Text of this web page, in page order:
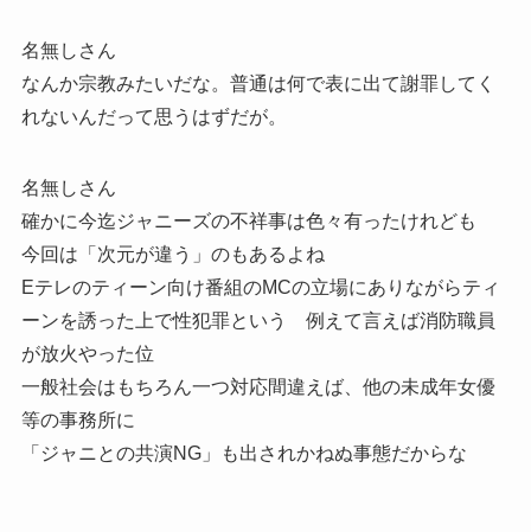
名無しさん
なんか宗教みたいだな。普通は何で表に出て謝罪してく
れないんだって思うはずだが。
名無しさん
確かに今迄ジャニーズの不祥事は色々有ったけれども
今回は「次元が違う」のもあるよね
Eテレのティーン向け番組のMCの立場にありながらティ
ーンを誘った上で性犯罪という 例えて言えば消防職員
が放火やった位
一般社会はもちろん一つ対応間違えば、他の未成年女優
等の事務所に
「ジャニとの共演NG」も出されかねぬ事態だからな